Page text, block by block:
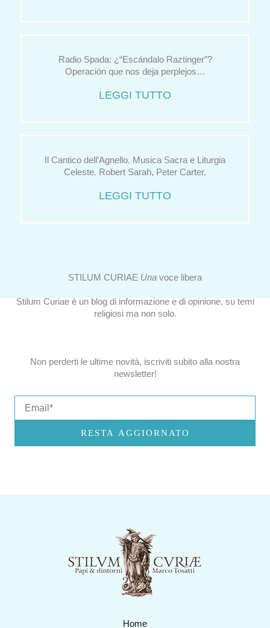
Radio Spada: ¿“Escándalo Raztinger”?
Operación que nos deja perplejos…
LEGGI TUTTO
Il Cantico dell’Agnello. Musica Sacra e Liturgia
Celeste. Robert Sarah, Peter Carter.
LEGGI TUTTO
STILUM CURIAE Una voce libera
Stilum Curiae è un blog di informazione e di opinione, su temi
religiosi ma non solo.
Non perderti le ultime novità, iscriviti subito alla nostra
newsletter!
RESTA AGGIORNATO
Home